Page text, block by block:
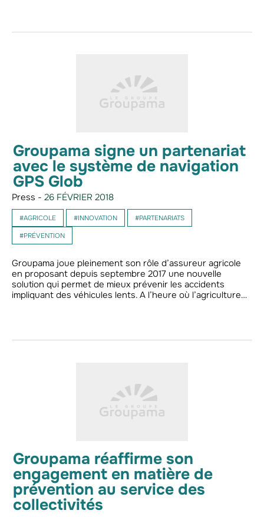
Groupama signe un partenariat
avec le système de navigation
GPS Glob
Press - 26 FÉVRIER 2018
#AGRICOLE #INNOVATION #PARTENARIATS
#PRÉVENTION
Groupama joue pleinement son rôle d’assureur agricole
en proposant depuis septembre 2017 une nouvelle
solution qui permet de mieux prévenir les accidents
impliquant des véhicules lents. A l’heure où l’agriculture…
Groupama réaffirme son
engagement en matière de
prévention au service des
collectivités